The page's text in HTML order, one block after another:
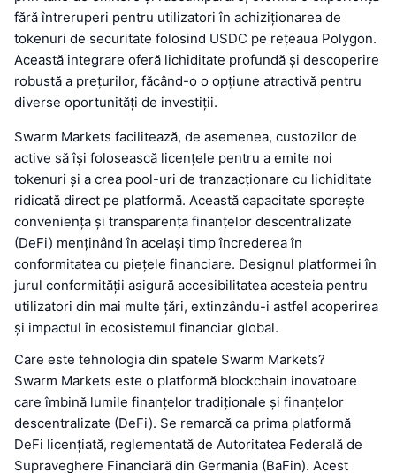
fără întreruperi pentru utilizatori în achiziționarea de
tokenuri de securitate folosind USDC pe rețeaua Polygon.
Această integrare oferă lichiditate profundă și descoperire
robustă a prețurilor, făcând-o o opțiune atractivă pentru
diverse oportunități de investiții.
Swarm Markets facilitează, de asemenea, custozilor de
active să își folosească licențele pentru a emite noi
tokenuri și a crea pool-uri de tranzacționare cu lichiditate
ridicată direct pe platformă. Această capacitate sporește
conveniența și transparența finanțelor descentralizate
(DeFi) menținând în același timp încrederea în
conformitatea cu piețele financiare. Designul platformei în
jurul conformității asigură accesibilitatea acesteia pentru
utilizatori din mai multe țări, extinzându-i astfel acoperirea
și impactul în ecosistemul financiar global.
Care este tehnologia din spatele Swarm Markets?
Swarm Markets este o platformă blockchain inovatoare
care îmbină lumile finanțelor tradiționale și finanțelor
descentralizate (DeFi). Se remarcă ca prima platformă
DeFi licențiată, reglementată de Autoritatea Federală de
Supraveghere Financiară din Germania (BaFin). Acest